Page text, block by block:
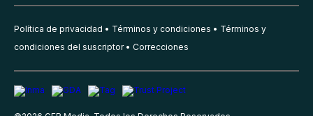
Política de privacidad Términos y condiciones
Términos y
condiciones del suscriptor
Correcciones